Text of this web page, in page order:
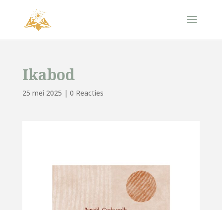
Ikabod
25 mei 2025 | 0 Reacties